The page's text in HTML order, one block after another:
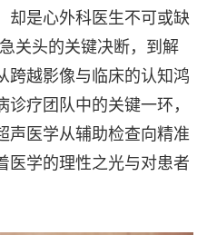
却是心外科医生不可或缺
关头的关键决断，到解
跨越影像与临床的认知鸿
疗团队中的关键一环，
声医学从辅助检查向精准
医学的理性之光与对患者